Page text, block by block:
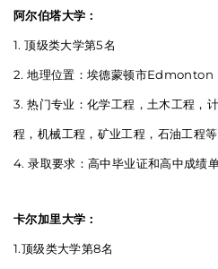
阿尔伯塔大学：
1. 顶级类大学第5名
2. 地理位置：埃德蒙顿市Edmonton
3. 热门专业：化学工程，土木工程，
程，机械工程，矿业工程，石油工程等
4. 录取要求：高中毕业证和高中成绩
卡尔加里大学：
1.顶级类大学第8名